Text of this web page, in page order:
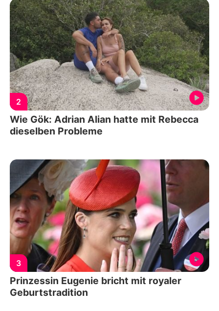
2
Wie Gök: Adrian Alian hatte mit Rebecca
dieselben Probleme
3
Prinzessin Eugenie bricht mit royaler
Geburtstradition